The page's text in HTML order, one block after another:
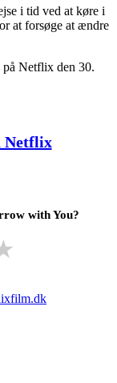
i tid ved at køre i
at forsøge at ændre
Netflix den 30.
Netflix
with You?